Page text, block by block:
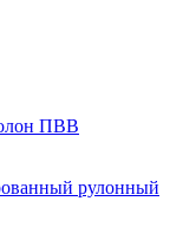
ПВВ
рулонный